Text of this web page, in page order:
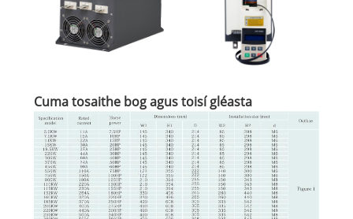
Cuma tosaithe bog agus toisí gléasta